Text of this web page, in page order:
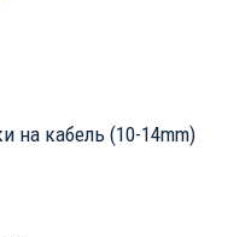
на кабель (10-14mm)